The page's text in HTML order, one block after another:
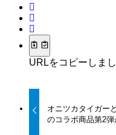
URLをコピーしまし
オニツカタイガー
のコラボ商品第2弾